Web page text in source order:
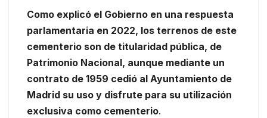
Como explicó el Gobierno en una respuesta
parlamentaria en 2022, los terrenos de este
cementerio son de titularidad pública, de
Patrimonio Nacional, aunque mediante un
contrato de 1959 cedió al Ayuntamiento de
Madrid su uso y disfrute para su utilización
exclusiva como cementerio.